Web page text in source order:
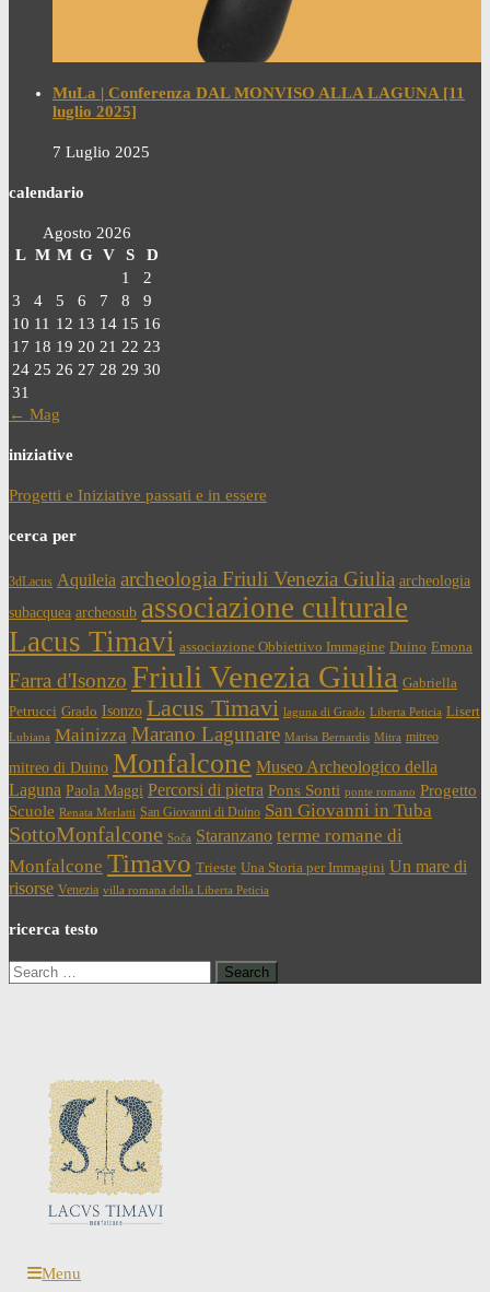
MuLa | Conferenza DAL MONVISO ALLA LAGUNA [11
luglio 2025]
7 Luglio 2025
calendario
Agosto 2026
L M M G V S
D
1
2
3
4 5 6 7 8
9
10 11 12 13 14 15 16
17 18 19 20 21 22 23
24 25 26 27 28 29 30
31
← Mag
iniziative
Progetti e Iniziative passati e in essere
cerca per
3dLacus Aquileia archeologia Friuli Venezia Giulia archeologia
subacquea archeosub associazione culturale
Lacus Timavi associazione Obbiettivo Immagine Duino Emona
Farra d'Isonzo Friuli Venezia Giulia Gabriella
Petrucci Grado Isonzo Lacus Timavi laguna di Grado Liberta Peticia Lisert
Lubiana Mainizza Marano Lagunare Marisa Bernardis Mitra mitreo
mitreo di Duino Monfalcone Museo Archeologico della
Laguna Paola Maggi Percorsi di pietra Pons Sonti ponte romano Progetto
Scuole Renata Merlatti San Giovanni di Duino San Giovanni in Tuba
SottoMonfalcone Soča Staranzano terme romane di
Monfalcone Timavo Trieste Una Storia per Immagini Un mare di
risorse Venezia villa romana della Liberta Peticia
ricerca testo
Search
for:
Menu